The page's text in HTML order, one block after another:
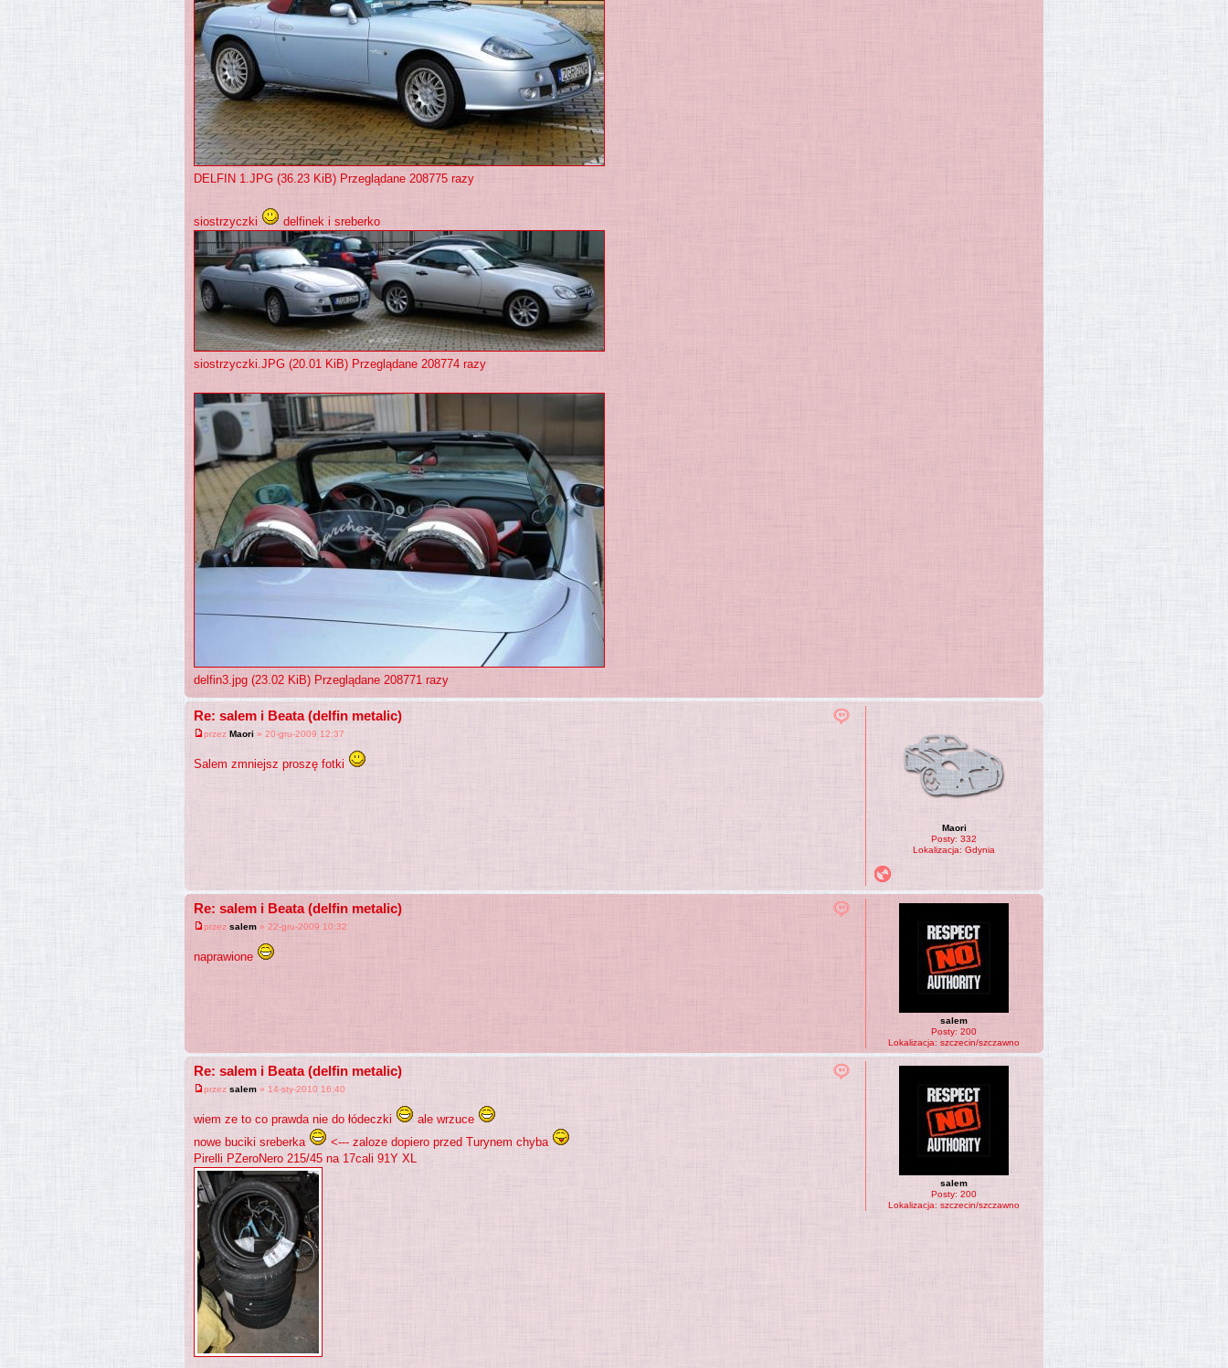
DELFIN 1.JPG (36.23 KiB) Przeglądane 208775 razy
siostrzyczki delfinek i sreberko
siostrzyczki.JPG (20.01 KiB) Przeglądane 208774 razy
delfin3.jpg (23.02 KiB) Przeglądane 208771 razy
Re: salem i Beata (delfin metalic)
przez Maori » 20-gru-2009 12:37
Salem zmniejsz proszę fotki
Maori
Posty: 332
Lokalizacja: Gdynia
Re: salem i Beata (delfin metalic)
przez salem » 22-gru-2009 10:32
naprawione
salem
Posty: 200
Lokalizacja: szczecin/szczawno
Re: salem i Beata (delfin metalic)
przez salem » 14-sty-2010 16:40
wiem ze to co prawda nie do łódeczki
ale wrzuce
nowe buciki sreberka
<--- zaloze dopiero przed Turynem chyba
Pirelli PZeroNero 215/45 na 17cali 91Y XL
salem
Posty: 200
Lokalizacja: szczecin/szczawno